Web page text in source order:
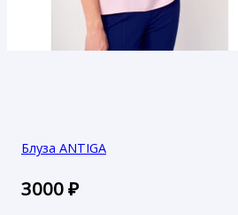
Блуза ANTIGA
3000₽